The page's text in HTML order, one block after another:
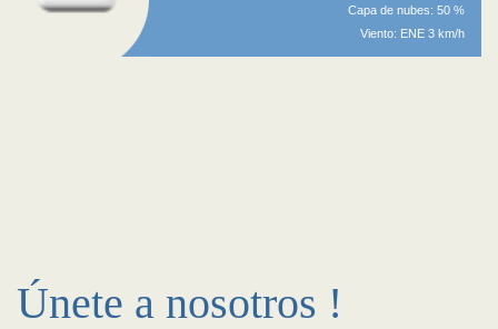
Capa de nubes: 50 %
Viento: ENE 3 km/h
Únete a nosotros !